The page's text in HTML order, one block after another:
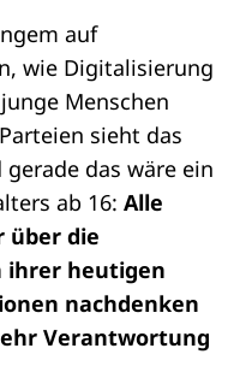
auf
wie Digitalisierung
Menschen
sieht das
das wäre ein
ab 16: Alle
über die
ihrer heutigen
nachdenken
Verantwortung